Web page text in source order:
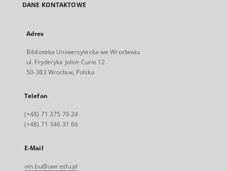
DANE KONTAKTOWE
Adres
Biblioteka Uniwersytecka we Wrocławiu
ul. Fryderyka Joliot-Curie 12
50-383 Wrocław, Polska
Telefon
(+48) 71 375 76 24
(+48) 71 346 31 66
E-Mail
oin.bu@uwr.edu.pl